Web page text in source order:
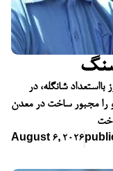
شانگله، در
اما فقر او را مجبور ساخت در معدن
August 6, 2026